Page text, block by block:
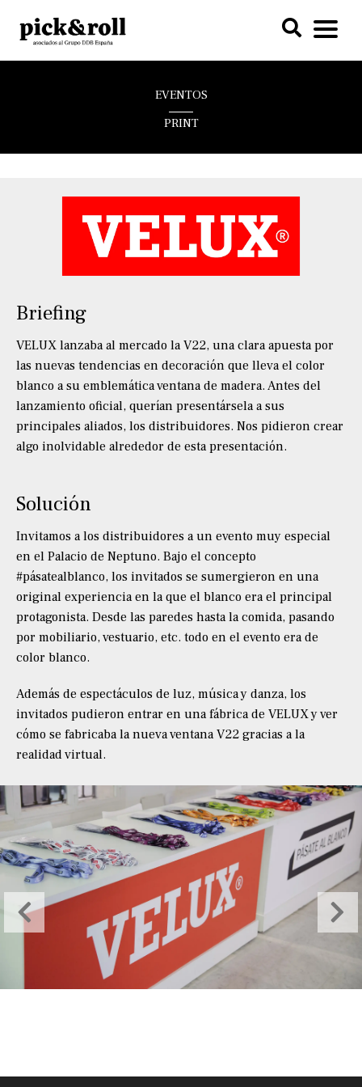
EVENTOS
PRINT
Briefing
VELUX lanzaba al mercado la V22, una clara apuesta por
las nuevas tendencias en decoración que lleva el color
blanco a su emblemática ventana de madera. Antes del
lanzamiento oficial, querían presentársela a sus
principales aliados, los distribuidores. Nos pidieron crear
algo inolvidable alrededor de esta presentación.
Solución
Invitamos a los distribuidores a un evento muy especial
en el Palacio de Neptuno. Bajo el concepto
#pásatealblanco, los invitados se sumergieron en una
original experiencia en la que el blanco era el principal
protagonista. Desde las paredes hasta la comida, pasando
por mobiliario, vestuario, etc. todo en el evento era de
color blanco.
Además de espectáculos de luz, música y danza, los
invitados pudieron entrar en una fábrica de VELUX y ver
cómo se fabricaba la nueva ventana V22 gracias a la
realidad virtual.